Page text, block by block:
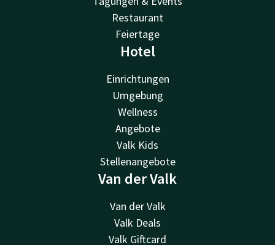
Restaurant
Feiertage
Hotel
Einrichtungen
Umgebung
Wellness
Angebote
Valk Kids
Stellenangebote
Van der Valk
Van der Valk
Valk Deals
Valk Giftcard